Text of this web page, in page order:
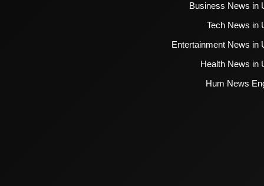
Business News in
Tech News in
Entertainment News in
Health News in
Hum News